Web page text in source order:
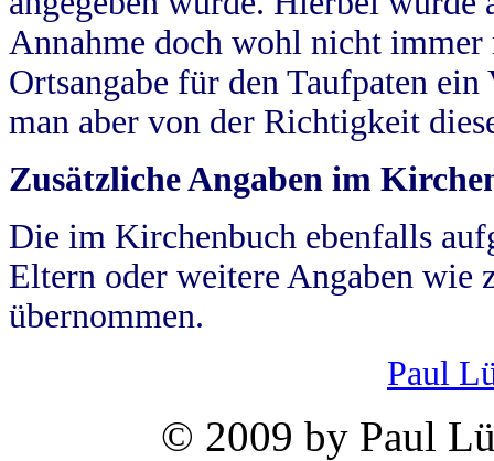
Annahme doch wohl nicht
Ortsangabe für den Taufpaten
man aber von der Richtigkeit
Zusätzliche Angaben im
Die im Kirchenbuch ebenfalls
Eltern oder weitere Angaben wie
übernommen.
Paul
© 2009 by Paul